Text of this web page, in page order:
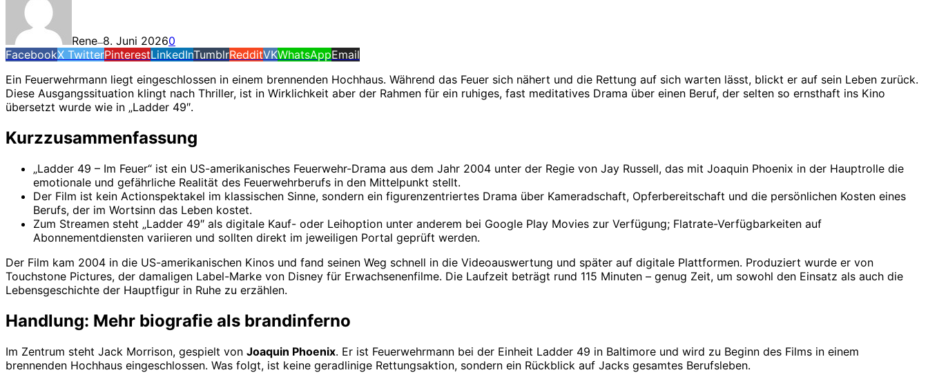
Rene—8. Juni 20260
FacebookX TwitterPinterestLinkedInTumblrRedditVKWhatsAppEmail
Ein Feuerwehrmann liegt eingeschlossen in einem brennenden Hochhaus. Während das Feuer sich nähert und die Rettung auf sich warten lässt, blickt er auf sein Leben zurück.
Diese Ausgangssituation klingt nach Thriller, ist in Wirklichkeit aber der Rahmen für ein ruhiges, fast meditatives Drama über einen Beruf, der selten so ernsthaft ins Kino
übersetzt wurde wie in „Ladder 49″.
Kurzzusammenfassung
„Ladder 49 – Im Feuer“ ist ein US-amerikanisches Feuerwehr-Drama aus dem Jahr 2004 unter der Regie von Jay Russell, das mit Joaquin Phoenix in der Hauptrolle die
emotionale und gefährliche Realität des Feuerwehrberufs in den Mittelpunkt stellt.
Der Film ist kein Actionspektakel im klassischen Sinne, sondern ein figurenzentriertes Drama über Kameradschaft, Opferbereitschaft und die persönlichen Kosten eines
Berufs, der im Wortsinn das Leben kostet.
Zum Streamen steht „Ladder 49″ als digitale Kauf- oder Leihoption unter anderem bei Google Play Movies zur Verfügung; Flatrate-Verfügbarkeiten auf
Abonnementdiensten variieren und sollten direkt im jeweiligen Portal geprüft werden.
Der Film kam 2004 in die US-amerikanischen Kinos und fand seinen Weg schnell in die Videoauswertung und später auf digitale Plattformen. Produziert wurde er von
Touchstone Pictures, der damaligen Label-Marke von Disney für Erwachsenenfilme. Die Laufzeit beträgt rund 115 Minuten – genug Zeit, um sowohl den Einsatz als auch die
Lebensgeschichte der Hauptfigur in Ruhe zu erzählen.
Handlung: Mehr biografie als brandinferno
Im Zentrum steht Jack Morrison, gespielt von Joaquin Phoenix. Er ist Feuerwehrmann bei der Einheit Ladder 49 in Baltimore und wird zu Beginn des Films in einem
brennenden Hochhaus eingeschlossen. Was folgt, ist keine geradlinige Rettungsaktion, sondern ein Rückblick auf Jacks gesamtes Berufsleben.